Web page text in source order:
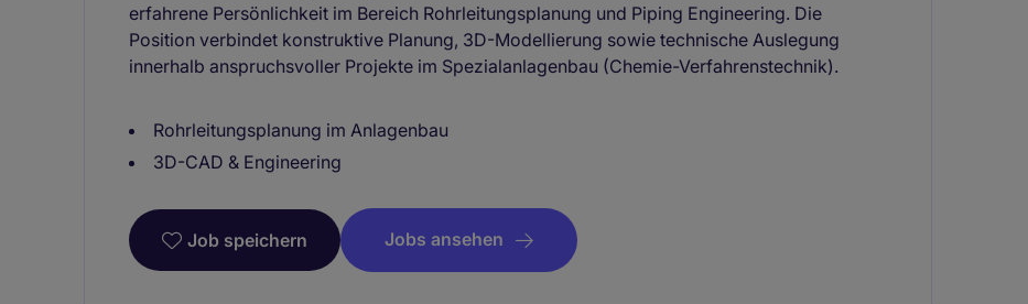
erfahrene Persönlichkeit im Bereich Rohrleitungsplanung und Piping Engineering. Die
Position verbindet konstruktive Planung, 3D-Modellierung sowie technische Auslegung
innerhalb anspruchsvoller Projekte im Spezialanlagenbau (Chemie-Verfahrenstechnik).
Rohrleitungsplanung im Anlagenbau
3D-CAD & Engineering
Job speichern Jobs ansehen